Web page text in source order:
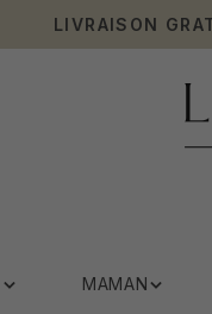
LIVRAISON
MAMAN